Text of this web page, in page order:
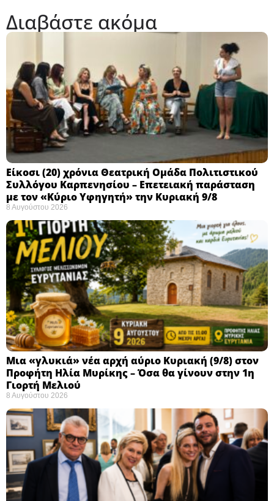
Διαβάστε ακόμα
Eίκοσι (20) χρόνια Θεατρική Ομάδα Πολιτιστικού
Συλλόγου Καρπενησίου – Επετειακή παράσταση
με τον «Κύριο Υφηγητή» την Κυριακή 9/8
8 Αυγούστου 2026
Μια «γλυκιά» νέα αρχή αύριο Κυριακή (9/8) στον
Προφήτη Ηλία Μυρίκης – Όσα θα γίνουν στην 1η
Γιορτή Μελιού
8 Αυγούστου 2026